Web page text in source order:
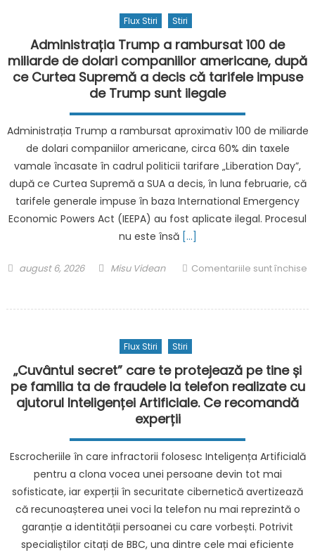
lui
Putin
și
șeful
companiei
produce
drone
kamikaze
pentru
armată
rusă,
este
în
critică
mașina
a
explodat
Flux Stiri Stiri
Administrația Trump a rambursat 100 de
miliarde de dolari companiilor americane, după
ce Curtea Supremă a decis că tarifele impuse
de Trump sunt ilegale
Administrația Trump a rambursat aproximativ 100 de miliarde
de dolari companiilor americane, circa 60% din taxele
vamale încasate în cadrul politicii tarifare „Liberation Day”,
după ce Curtea Supremă a SUA a decis, în luna februarie, că
tarifele generale impuse în baza International Emergency
Economic Powers Act (IEEPA) au fost aplicate ilegal. Procesul
nu este însă[…]
Posted
august 6, 2026 Author
Misu Videan
Comentariile sunt închise
rambursat
100
de
miliarde
de
dolari
americane,
după
ce
Curtea
Supremă
a
Flux Stiri Stiri
„Cuvântul secret” care te protejează pe tine și
pe familia ta de fraudele la telefon realizate cu
ajutorul Inteligenței Artificiale. Ce recomandă
experții
Escrocheriile în care infractorii folosesc Inteligența Artificială
pentru a clona vocea unei persoane devin tot mai
sofisticate, iar experții în securitate cibernetică avertizează
că recunoașterea unei voci la telefon nu mai reprezintă o
garanție a identității persoanei cu care vorbești. Potrivit
specialiștilor citați de BBC, una dintre cele mai eficiente